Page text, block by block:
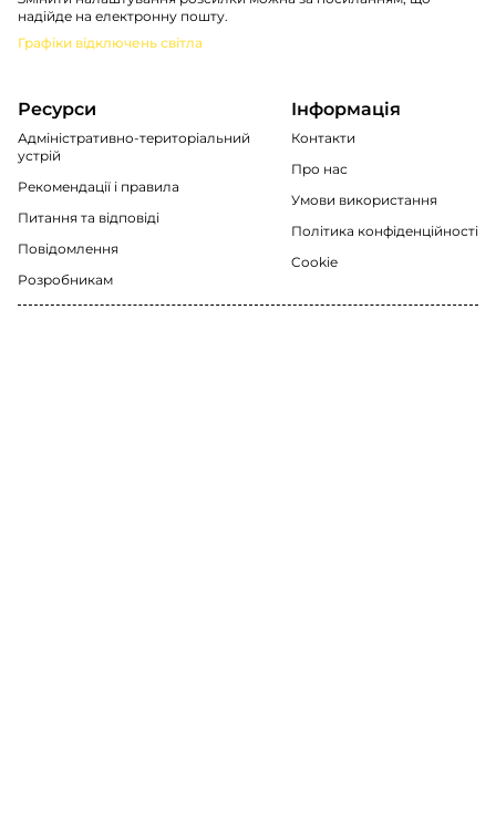
надійде на електронну пошту.
Графіки відключень світла
Ресурси
Адміністративно-територіальний
устрій
Рекомендації i правила
Питання та відповіді
Повідомлення
Розробникам
Інформація
Контакти
Про нас
Умови використання
Політика конфіденційності
Cookie